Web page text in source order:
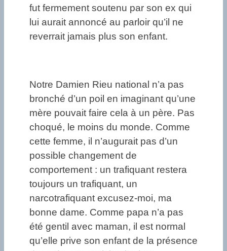
fut fermement soutenu par son ex qui
lui aurait annoncé au parloir qu’il ne
reverrait jamais plus son enfant.
Notre Damien Rieu national n’a pas
bronché d’un poil en imaginant qu’une
mère pouvait faire cela à un père. Pas
choqué, le moins du monde. Comme
cette femme, il n’augurait pas d’un
possible changement de
comportement : un trafiquant restera
toujours un trafiquant, un
narcotrafiquant excusez-moi, ma
bonne dame. Comme papa n’a pas
été gentil avec maman, il est normal
qu’elle prive son enfant de la présence